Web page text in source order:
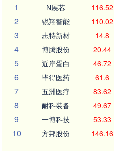
1
N展芯 116.52
2 锐翔智能 110.02
3 志特新材 14.8
4 博腾股份 20.44
5 近岸蛋白 46.72
6 毕得医药 61.6
7 五洲医疗 83.62
8 耐科装备 49.67
9 一博科技 53.33
10 方邦股份 146.16